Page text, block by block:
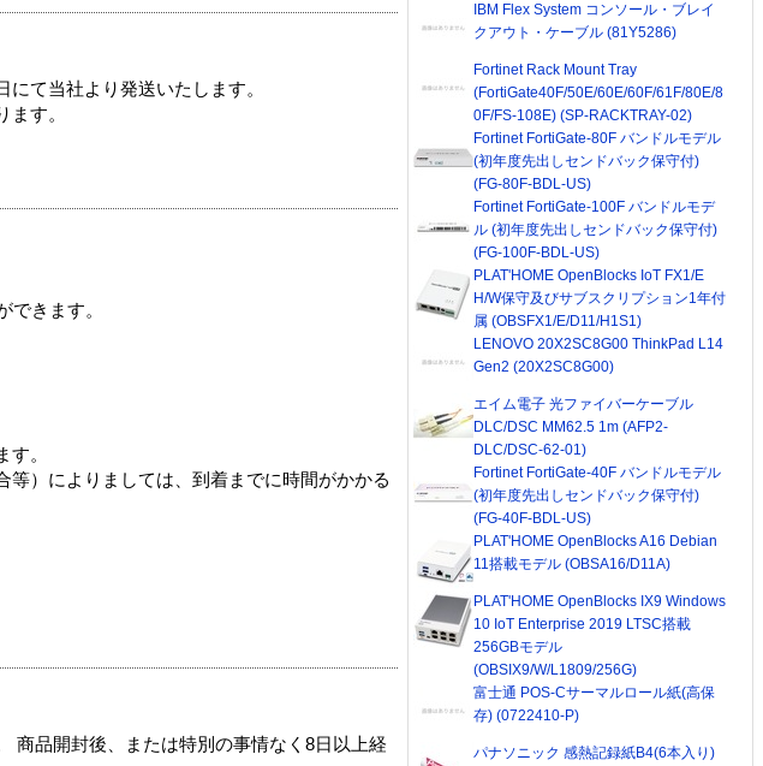
て当社より発送いたします。
す。
できます。
。
）によりましては、到着までに時間がかかる
商品開封後、または特別の事情なく8日以上経
IBM Flex System コンソール・ブレイ
クアウト・ケーブル (81Y5286)
Fortinet Rack Mount Tray
(FortiGate40F/50E/60E/60F/61F/80E/8
0F/FS-108E) (SP-RACKTRAY-02)
Fortinet FortiGate-80F バンドルモデル
(初年度先出しセンドバック保守付)
(FG-80F-BDL-US)
Fortinet FortiGate-100F バンドルモデ
ル (初年度先出しセンドバック保守付)
(FG-100F-BDL-US)
PLAT'HOME OpenBlocks IoT FX1/E
H/W保守及びサブスクリプション1年付
属 (OBSFX1/E/D11/H1S1)
LENOVO 20X2SC8G00 ThinkPad L14
Gen2 (20X2SC8G00)
エイム電子 光ファイバーケーブル
DLC/DSC MM62.5 1m (AFP2-
DLC/DSC-62-01)
Fortinet FortiGate-40F バンドルモデル
(初年度先出しセンドバック保守付)
(FG-40F-BDL-US)
PLAT'HOME OpenBlocks A16 Debian
11搭載モデル (OBSA16/D11A)
PLAT'HOME OpenBlocks IX9 Windows
10 IoT Enterprise 2019 LTSC搭載
256GBモデル
(OBSIX9/W/L1809/256G)
富士通 POS-Cサーマルロール紙(高保
存) (0722410-P)
パナソニック 感熱記録紙B4(6本入り)